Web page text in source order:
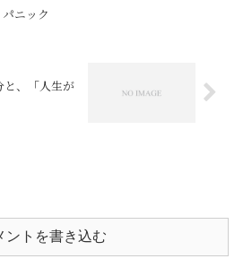
パニック
と、「人生が
ントを書き込む